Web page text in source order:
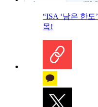
“ISA ‘남은 한
목!